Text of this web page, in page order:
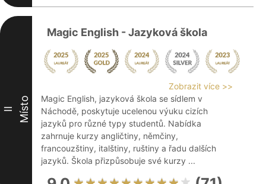
II Místo
Magic English - Jazyková škola
Zobrazit více >>
Magic English, jazyková škola se sídlem v
Náchodě, poskytuje ucelenou výuku cizích
jazyků pro různé typy studentů. Nabídka
zahrnuje kurzy angličtiny, němčiny,
francouzštiny, italštiny, ruštiny a řadu dalších
jazyků. Škola přizpůsobuje své kurzy ...